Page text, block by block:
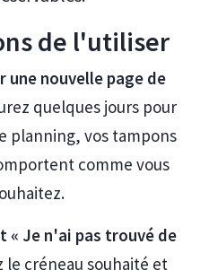
de l'utiliser
une nouvelle page de
quelques jours pour
planning, vos tampons
comme vous
« Je n'ai pas trouvé de
le créneau souhaité et